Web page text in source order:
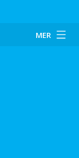
MER